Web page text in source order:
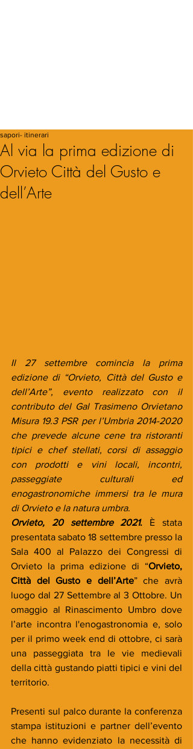
Al via la prima edizione di
Orvieto Città del Gusto e
dell’Arte
sapori- itinerari
Il 27 settembre comincia la prima
edizione di “Orvieto, Città del Gusto e
dell’Arte”, evento realizzato con il
contributo del Gal Trasimeno Orvietano
Misura 19.3 PSR per l’Umbria 2014-2020
che prevede alcune cene tra ristoranti
tipici e chef stellati, corsi di assaggio
con prodotti e vini locali, incontri,
passeggiate culturali ed
enogastronomiche immersi tra le mura
di Orvieto e la natura umbra.
Orvieto, 20 settembre 2021. È stata
presentata sabato 18 settembre presso la
Sala 400 al Palazzo dei Congressi di
Orvieto la prima edizione di “Orvieto,
Città del Gusto e dell’Arte” che avrà
luogo dal 27 Settembre al 3 Ottobre. Un
omaggio al Rinascimento Umbro dove
l’arte incontra l'enogastronomia e, solo
per il primo week end di ottobre, ci sarà
una passeggiata tra le vie medievali
della città gustando piatti tipici e vini del
territorio.
Presenti sul palco durante la conferenza
stampa istituzioni e partner dell’evento
che hanno evidenziato la necessità di